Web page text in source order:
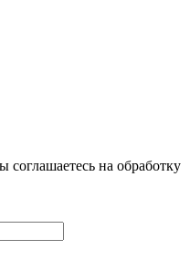
на обработку